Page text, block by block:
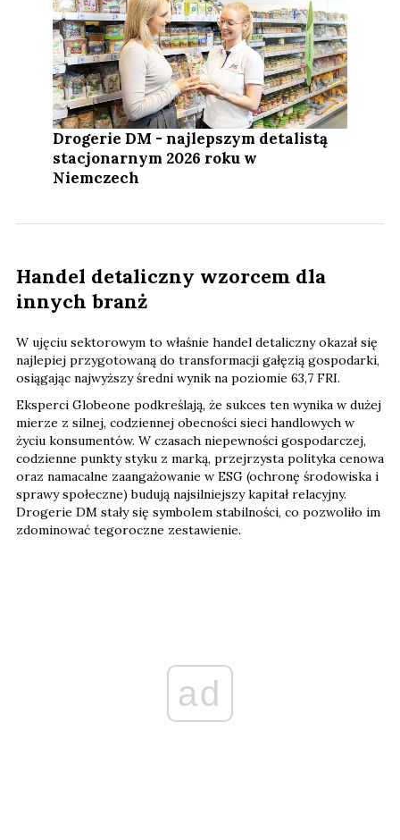
Drogerie DM - najlepszym detalistą
stacjonarnym 2026 roku w
Niemczech
Handel detaliczny wzorcem dla
innych branż
W ujęciu sektorowym to właśnie handel detaliczny okazał się
najlepiej przygotowaną do transformacji gałęzią gospodarki,
osiągając najwyższy średni wynik na poziomie 63,7 FRI.
Eksperci Globeone podkreślają, że sukces ten wynika w dużej
mierze z silnej, codziennej obecności sieci handlowych w
życiu konsumentów. W czasach niepewności gospodarczej,
codzienne punkty styku z marką, przejrzysta polityka cenowa
oraz namacalne zaangażowanie w ESG (ochronę środowiska i
sprawy społeczne) budują najsilniejszy kapitał relacyjny.
Drogerie DM stały się symbolem stabilności, co pozwoliło im
zdominować tegoroczne zestawienie.
ad